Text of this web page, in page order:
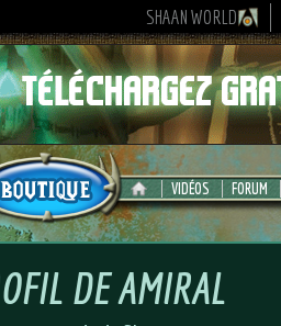
SHAAN WORLD
VIDÉOS FORUM
DEAMIRAL